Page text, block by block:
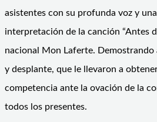
asistentes con su profunda voz y
interpretación de la canción “Antes
nacional Mon Laferte. Demostrando
y desplante, que le llevaron a
competencia ante la ovación de la
todos los presentes.